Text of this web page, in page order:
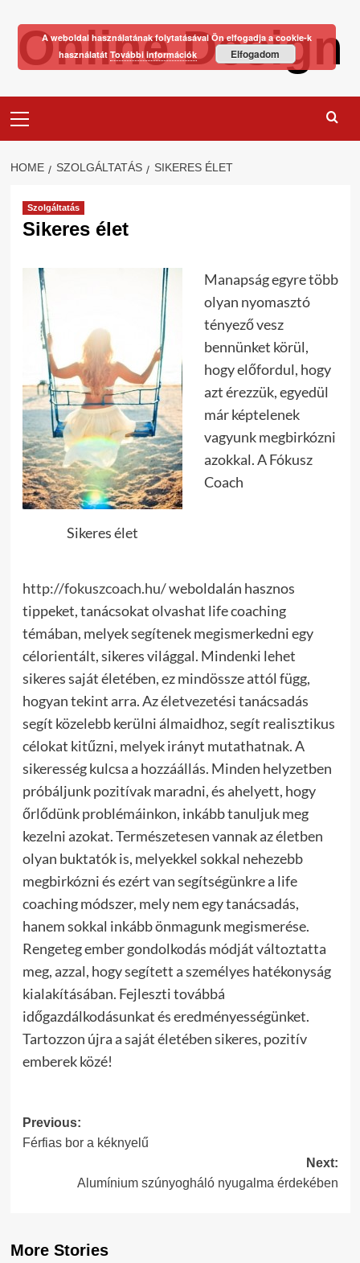
contentOnline Design
Menu
HOME SZOLGÁLTATÁS SIKERES ÉLET
Szolgáltatás
Sikeres élet
Sikeres élet
Manapság egyre több
olyan nyomasztó
tényező vesz
bennünket körül,
hogy előfordul, hogy
azt érezzük, egyedül
már képtelenek
vagyunk megbirkózni
azokkal. A Fókusz
Coach
http://fokuszcoach.hu/weboldalán hasznos
tippeket, tanácsokat olvashat life coaching
témában, melyek segítenek megismerkedni egy
célorientált, sikeres világgal. Mindenki lehet
sikeres saját életében, ez mindössze attól függ,
hogyan tekint arra. Az életvezetési tanácsadás
segít közelebb kerülni álmaidhoz, segít realisztikus
célokat kitűzni, melyek irányt mutathatnak.A
sikeresség kulcsa a hozzáállás. Minden helyzetben
próbáljunk pozitívak maradni, és ahelyett, hogy
őrlődünk problémáinkon, inkább tanuljuk meg
kezelni azokat. Természetesen vannak az életben
olyan buktatók is, melyekkel sokkal nehezebb
megbirkózni és ezért van segítségünkre a life
coaching módszer, mely nem egy tanácsadás,
hanem sokkal inkább önmagunk megismerése.
Rengeteg ember gondolkodás módját változtatta
meg, azzal, hogy segített a személyes hatékonyság
kialakításában. Fejleszti továbbá
időgazdálkodásunkat és eredményességünket.
Tartozzon újra a saját életében sikeres, pozitív
emberek közé!
Post
navigation
Previous:
Férfias bor a kéknyelű
Next:
Alumínium szúnyogháló nyugalma érdekében
More Stories
A weboldal használatának folytatásával Ön elfogadja a cookie-k
használatát További információk Elfogadom